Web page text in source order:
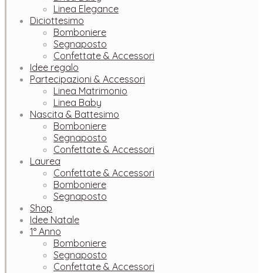
Linea Elegance
Diciottesimo
Bomboniere
Segnaposto
Confettate & Accessori
Idee regalo
Partecipazioni & Accessori
Linea Matrimonio
Linea Baby
Nascita & Battesimo
Bomboniere
Segnaposto
Confettate & Accessori
Laurea
Confettate & Accessori
Bomboniere
Segnaposto
Shop
Idee Natale
1° Anno
Bomboniere
Segnaposto
Confettate & Accessori